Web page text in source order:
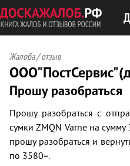
Жалоба / отзыв
Прошу разобраться
Прошу разобраться с
сумки ZMQN Varne на
прошу разобраться и
по 3580=.